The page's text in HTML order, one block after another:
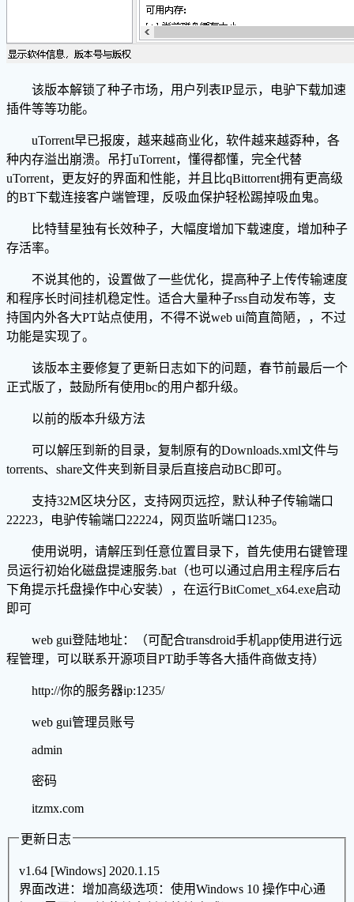
该版本解锁了种子市场，用户列表IP显示，电驴下载加速
插件等等功能。
uTorrent早已报废，越来越商业化，软件越来越孬种，各
种内存溢出崩溃。吊打uTorrent，懂得都懂，完全代替
uTorrent，更友好的界面和性能，并且比qBittorrent拥有更高级
的BT下载连接客户端管理，反吸血保护轻松踢掉吸血鬼。
比特彗星独有长效种子，大幅度增加下载速度，增加种子
存活率。
不说其他的，设置做了一些优化，提高种子上传传输速度
和程序长时间挂机稳定性。适合大量种子rss自动发布等，支
持国内外各大PT站点使用，不得不说web ui简直简陋，，不过
功能是实现了。
该版本主要修复了更新日志如下的问题，春节前最后一个
正式版了，鼓励所有使用bc的用户都升级。
以前的版本升级方法
可以解压到新的目录，复制原有的Downloads.xml文件与
torrents、share文件夹到新目录后直接启动BC即可。
支持32M区块分区，支持网页远控，默认种子传输端口
22223，电驴传输端口22224，网页监听端口1235。
使用说明，请解压到任意位置目录下，首先使用右键管理
员运行初始化磁盘提速服务.bat（也可以通过启用主程序后右
下角提示托盘操作中心安装），在运行BitComet_x64.exe启动
即可
web gui登陆地址：（可配合transdroid手机app使用进行远
程管理，可以联系开源项目PT助手等各大插件商做支持）
http://你的服务器ip:1235/
web gui管理员账号
admin
密码
itzmx.com
更新日志
v1.64 [Windows] 2020.1.15
界面改进：增加高级选项：使用Windows 10 操作中心通